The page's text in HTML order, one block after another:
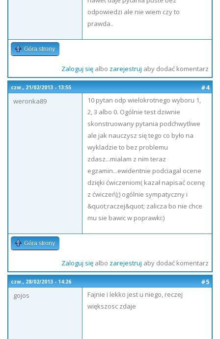
odpowiedzi ale nie wiem czy to
prawda..
Góra strony
Zaloguj sięalbo zarejestruj aby dodać komentarz
czw., 21/02/2013 - 13:55
#4
weronka89
10 pytan odp wielokrotnego wyboru 1,
2, 3 albo 0. Ogólnie test dziwnie
skonstruowany pytania podchwytliwe
ale jak nauczysz się tego co było na
wykladzie to bez problemu
zdasz...mialam z nim teraz
egzamin...ewidentnie podciagal ocene
dzięki ćwiczeniom( kazał napisać ocenę
z ćwiczeń);) ogólnie sympatyczny i
&quot;raczej&quot; zalicza bo nie chce
mu sie bawic w poprawki:)
Góra strony
Zaloguj sięalbo zarejestruj aby dodać komentarz
czw., 28/02/2013 - 14:26
#5
gojos
Fajnie i lekko jest u niego, reczej
większosc zdaje